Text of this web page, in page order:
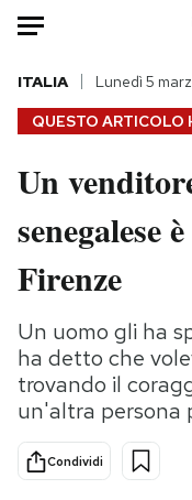
HOME
Italia
Politica
Tecnologia
Scienza
Cultura
Economia
Sport
QUESTO ARTICOLO
ITALIA Lunedì 5
Un
senegalese
Firenze
Un uomo gli ha
ha detto che
trovando il
un'altra persona
Condividi